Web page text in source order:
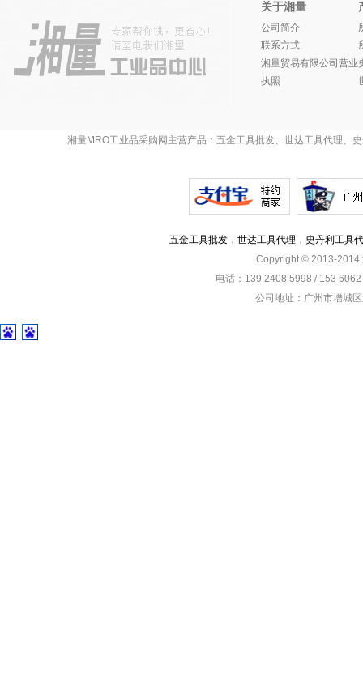
关于湘量
公司简介
联系方式
湘量贸易有限公司营业
执照
湘量MRO工业品采购网主营产品：五金工具批发、世达工具代理、
五金工具批发 ， 世达工具代理 ， 史丹利工具
Copyright © 2013-2014
电话：139 2408 5998 / 153
公司地址：广州市增城